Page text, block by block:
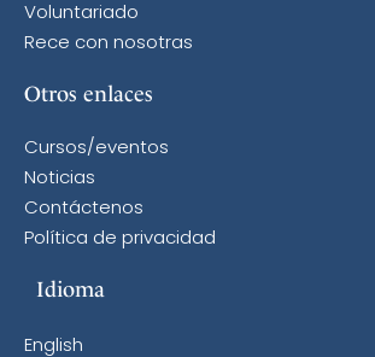
Voluntariado
Rece con nosotras
Otros enlaces
Cursos/eventos
Noticias
Contáctenos
Política de privacidad
Idioma
English